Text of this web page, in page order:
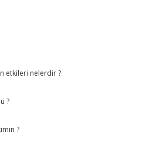
etkileri nelerdir ?
?
?
sitesi